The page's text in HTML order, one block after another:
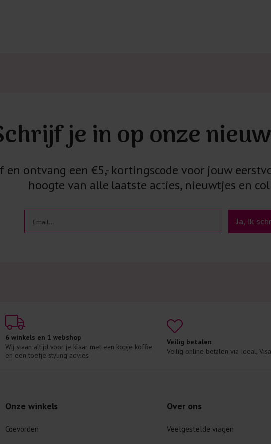
je in op onze
ontvang een €5,- kortingscode voor jouw
hoogte van alle laatste acties, nieuwtjes en
Ja, ik
6 winkels en 1 webshop
Wij staan altijd voor je klaar met een kopje koffie
en een toefje styling advies
Veilig betalen
Veilig online betalen via Ideal,
Onze winkels
Coevorden
Over ons
Veelgestelde vragen